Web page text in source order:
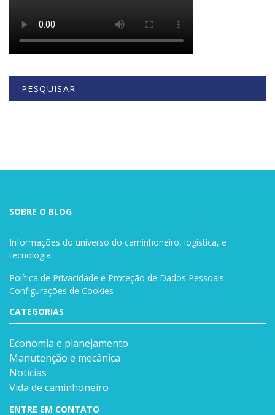
PESQUISAR
SOBRE O BLOG
Informações do universo do caminhoneiro, logística, e
tecnologia.
Política de Privacidade e Proteção de Dados Pessoais
Configurações de Cookies
CATEGORIAS
Economia e planejamento
Manutenção e mecânica
Notícias
Vida de caminhoneiro
ENTRE EM CONTATO